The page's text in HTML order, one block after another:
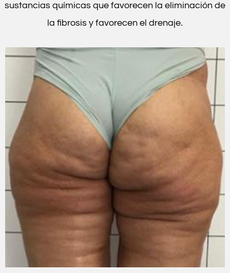
sustancias químicas que favorecen la eliminación de
la fibrosis y favorecen el drenaje.